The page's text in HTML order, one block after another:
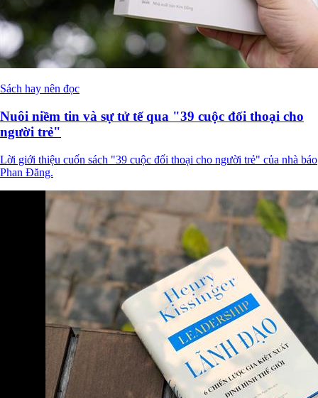
Sách hay nên đọc
Nuôi niềm tin và sự tử tế qua "39 cuộc đối thoại cho
người trẻ"
Lời giới thiệu cuốn sách "39 cuộc đối thoại cho người trẻ" của nhà
báo Phan Đăng.